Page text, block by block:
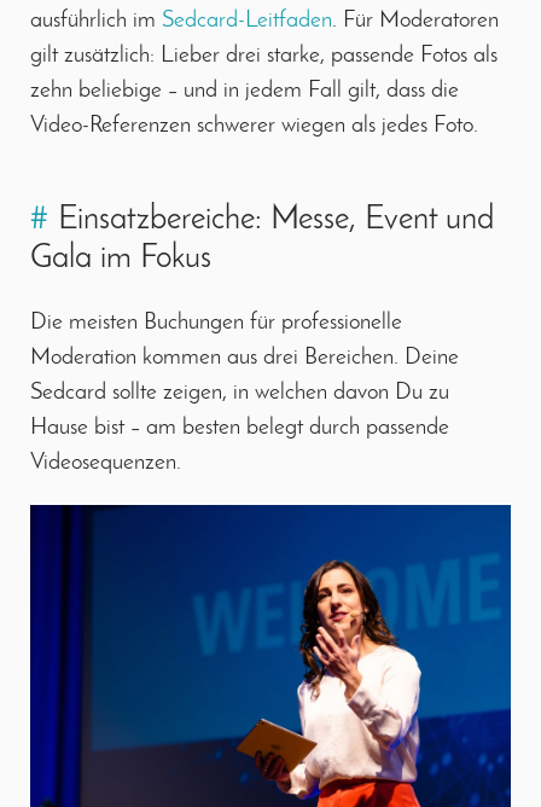
ausführlich im Sedcard-Leitfaden. Für Moderatoren
gilt zusätzlich: Lieber drei starke, passende Fotos als
zehn beliebige – und in jedem Fall gilt, dass die
Video-Referenzen schwerer wiegen als jedes Foto.
# Einsatzbereiche: Messe, Event und
Gala im Fokus
Die meisten Buchungen für professionelle
Moderation kommen aus drei Bereichen. Deine
Sedcard sollte zeigen, in welchen davon Du zu
Hause bist – am besten belegt durch passende
Videosequenzen.